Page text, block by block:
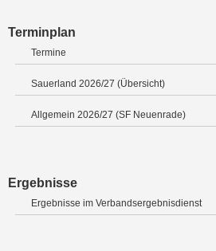
Terminplan
Termine
Sauerland 2026/27 (Übersicht)
Allgemein 2026/27 (SF Neuenrade)
Ergebnisse
Ergebnisse im Verbandsergebnisdienst